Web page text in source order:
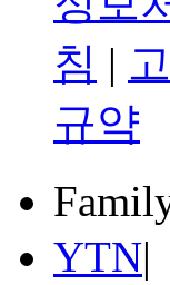
침 |
규약
YTN|